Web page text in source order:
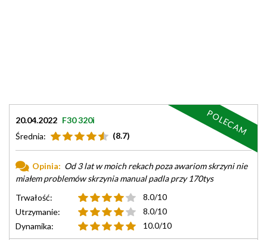
20.04.2022 F30 320i
Średnia:
(8.7)
Opinia: Od 3 lat w moich rekach poza awariom skrzyni nie
miałem problemów skrzynia manual padla przy 170tys
Trwałość:
8.0/10
Utrzymanie:
8.0/10
Dynamika:
10.0/10
POLECAM